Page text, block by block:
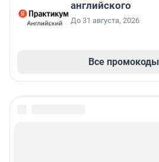
английского
До 31 августа, 2026
Все промокоды